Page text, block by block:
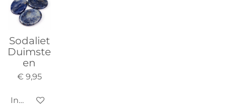
Sodaliet
Duimste
en
€ 9,95
In winkelwagen